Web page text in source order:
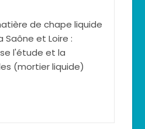
de chape liquide
et Loire :
l'étude et la
(mortier liquide)